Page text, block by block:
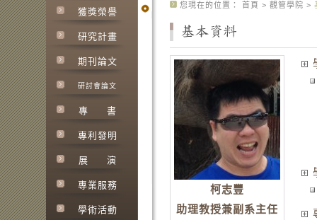
獲獎榮譽
研究計畫
期刊論文
研討會論文
專 書
專利發明
展 演
專業服務
學術活動
您現在的位置： 首頁 > 觀管學院 >
柯志豐
助理教授兼副系主任